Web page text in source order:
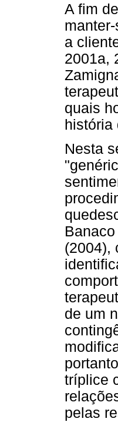
A fim
a
2001a,
quais
história
Nesta
(2004),
de um
tríplice
pelas